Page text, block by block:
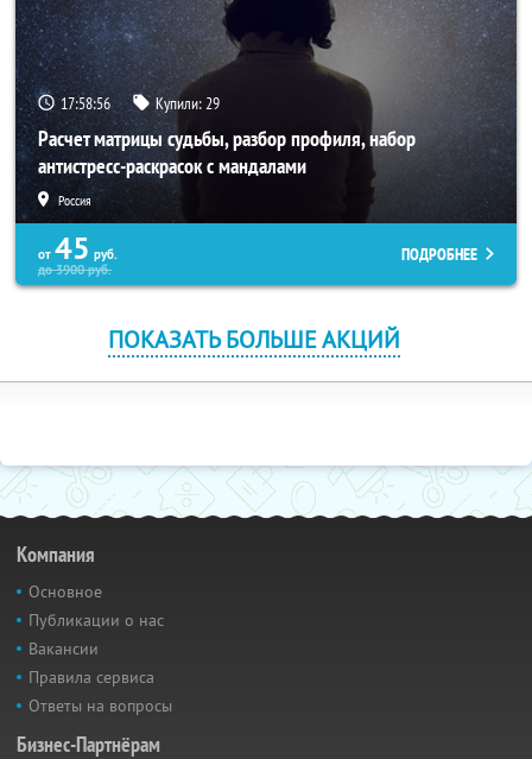
17:58:55 Купили:29
Расчет матрицы судьбы, разбор профиля, набор
антистресс-раскрасок с мандалами
Россия
от 45 руб.
до3900руб.
ПОДРОБНЕЕ
ПОКАЗАТЬ БОЛЬШЕ АКЦИЙ
Компания
Основное
Публикации о нас
Вакансии
Правила сервиса
Ответы на вопросы
Бизнес-Партнёрам